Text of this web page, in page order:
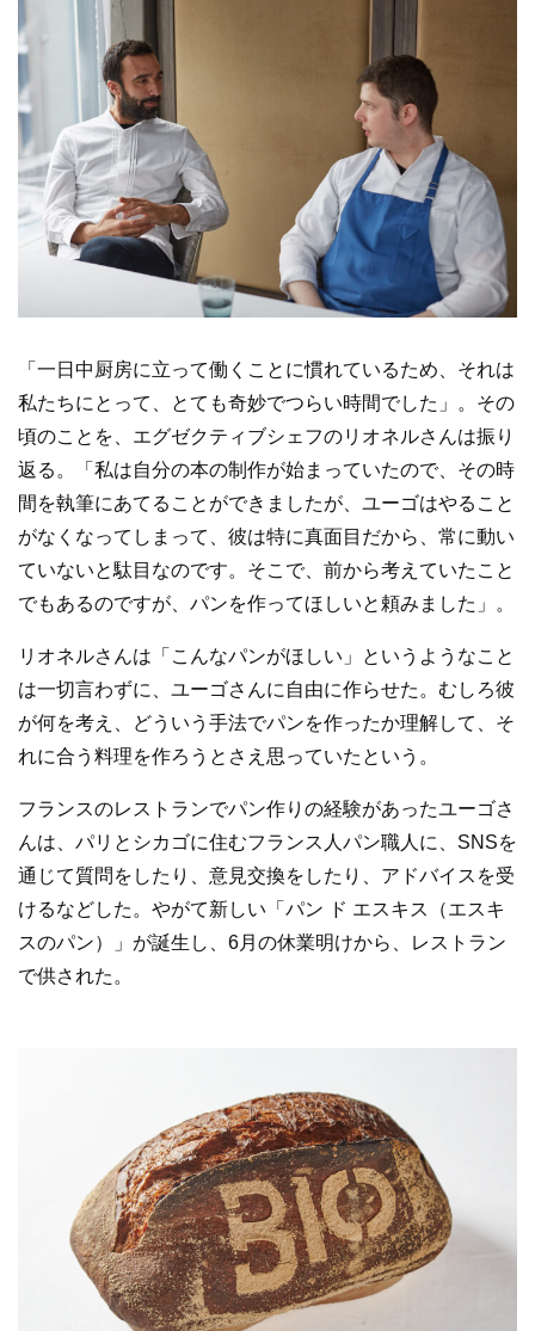
「一日中厨房に立って働くことに慣れているため、それは
私たちにとって、とても奇妙でつらい時間でした」。その
頃のことを、エグゼクティブシェフのリオネルさんは振り
返る。「私は自分の本の制作が始まっていたので、その時
間を執筆にあてることができましたが、ユーゴはやること
がなくなってしまって、彼は特に真面目だから、常に動い
ていないと駄目なのです。そこで、前から考えていたこと
でもあるのですが、パンを作ってほしいと頼みました」。
リオネルさんは「こんなパンがほしい」というようなこと
は一切言わずに、ユーゴさんに自由に作らせた。むしろ彼
が何を考え、どういう手法でパンを作ったか理解して、そ
れに合う料理を作ろうとさえ思っていたという。
フランスのレストランでパン作りの経験があったユーゴさ
んは、パリとシカゴに住むフランス人パン職人に、SNSを
通じて質問をしたり、意見交換をしたり、アドバイスを受
けるなどした。やがて新しい「パン ド エスキス（エスキ
スのパン）」が誕生し、6月の休業明けから、レストラン
で供された。